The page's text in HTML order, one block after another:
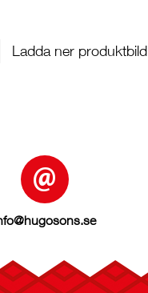
Ladda ner produktbild